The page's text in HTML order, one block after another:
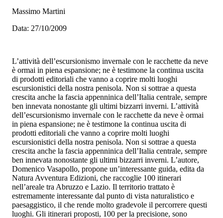
Massimo Martini
Data: 27/10/2009
L’attività dell’escursionismo invernale con le racchette da neve
è ormai in piena espansione; ne è testimone la continua uscita
di prodotti editoriali che vanno a coprire molti luoghi
escursionistici della nostra penisola. Non si sottrae a questa
crescita anche la fascia appenninica dell’Italia centrale, sempre
ben innevata nonostante gli ultimi bizzarri inverni. L’attività
dell’escursionismo invernale con le racchette da neve è ormai
in piena espansione; ne è testimone la continua uscita di
prodotti editoriali che vanno a coprire molti luoghi
escursionistici della nostra penisola. Non si sottrae a questa
crescita anche la fascia appenninica dell’Italia centrale, sempre
ben innevata nonostante gli ultimi bizzarri inverni. L’autore,
Domenico Vasapollo, propone un’interessante guida, edita da
Natura Avventura Edizioni, che raccoglie 100 itinerari
nell’areale tra Abruzzo e Lazio. Il territorio trattato è
estremamente interessante dal punto di vista naturalistico e
paesaggistico, il che rende molto gradevole il percorrere questi
luoghi. Gli itinerari proposti, 100 per la precisione, sono